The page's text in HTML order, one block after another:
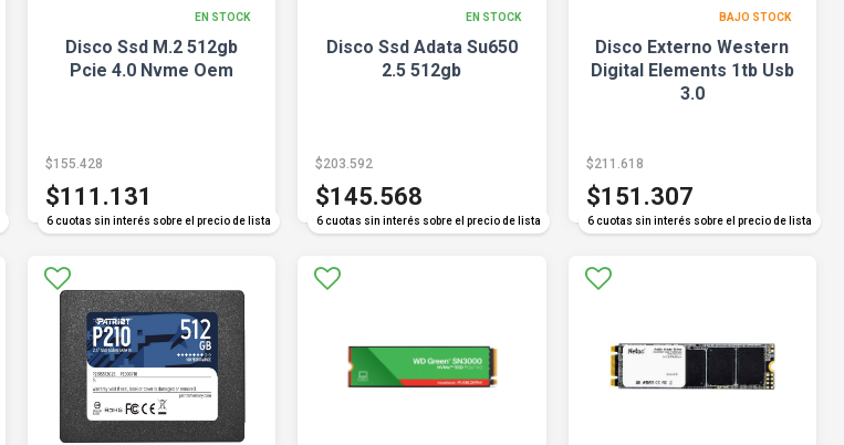
EN STOCK
Disco Ssd M.2 512gb
Pcie 4.0 Nvme Oem
6 cuotas sin interés sobre el precio de lista
$155.428
$111.131
EN STOCK
Disco Ssd Adata Su650
2.5 512gb
6 cuotas sin interés sobre el precio de lista
$203.592
$145.568
BAJO STOCK
Disco Externo Western
Digital Elements 1tb Usb
3.0
6 cuotas sin interés sobre el precio de lista
$211.618
$151.307